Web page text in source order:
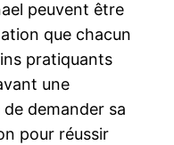
peuvent être
que chacun
pratiquants
une
demander sa
pour réussir